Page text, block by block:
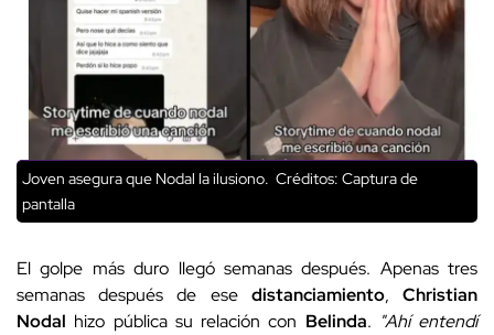
Joven asegura que Nodal la ilusiono. Créditos: Captura de
pantalla
El golpe más duro llegó semanas después. Apenas tres
semanas después de ese distanciamiento,Christian
Nodal hizo pública su relación con Belinda. "Ahí entendí